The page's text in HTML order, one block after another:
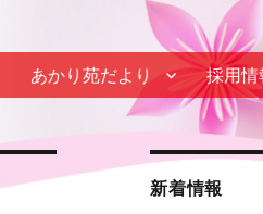
あかり苑だより 採用情
新着情報